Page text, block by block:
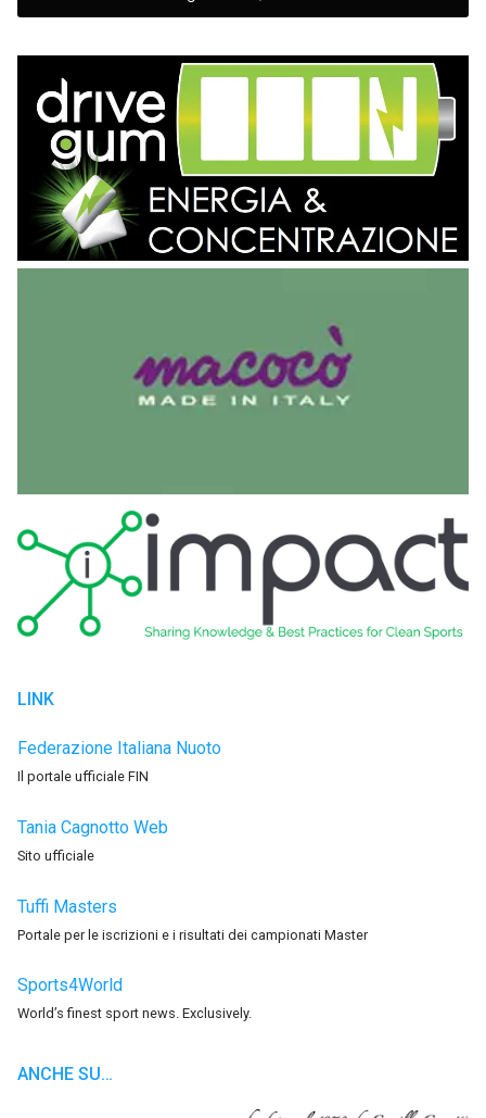
LINK
Federazione Italiana Nuoto
Il portale ufficiale FIN
Tania Cagnotto Web
Sito ufficiale
Tuffi Masters
Portale per le iscrizioni e i risultati dei campionati Master
Sports4World
World’s finest sport news. Exclusively.
ANCHE SU…